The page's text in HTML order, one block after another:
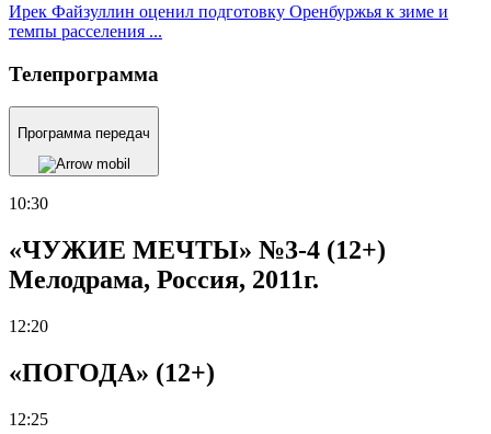
Ирек Файзуллин оценил подготовку Оренбуржья к зиме и
темпы расселения ...
Телепрограмма
Программа передач
10:30
«ЧУЖИЕ МЕЧТЫ» №3-4 (12+)
Мелодрама, Россия, 2011г.
12:20
«ПОГОДА» (12+)
12:25